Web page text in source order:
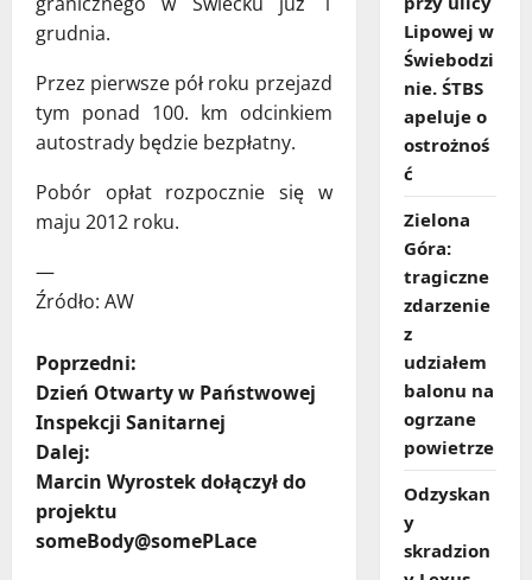
grudnia.
Przez pierwsze pół roku przejazd
tym ponad 100. km odcinkiem
autostrady będzie bezpłatny.
Pobór opłat rozpocznie się w
maju 2012 roku.
—
Źródło: AW
Z
o
b
a
Poprzedni:
Dzień Otwarty w Państwowej
Inspekcji Sanitarnej
Dalej:
Marcin Wyrostek dołączył do
projektu
someBody@somePLace
Lipowej w
Świebodzi
nie. ŚTBS
apeluje o
ostrożnoś
ć
Zielona
Góra:
tragiczne
zdarzenie
z
udziałem
balonu na
ogrzane
powietrze
Odzyskan
y
skradzion